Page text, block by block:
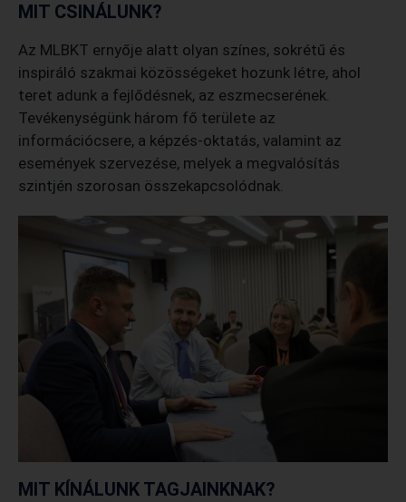
MIT CSINÁLUNK?
Az MLBKT ernyője alatt olyan színes, sokrétű és
inspiráló szakmai közösségeket hozunk létre, ahol
teret adunk a fejlődésnek, az eszmecserének.
Tevékenységünk három fő területe az
információcsere, a képzés-oktatás, valamint az
események szervezése, melyek a megvalósítás
szintjén szorosan összekapcsolódnak.
MIT KÍNÁLUNK TAGJAINKNAK?